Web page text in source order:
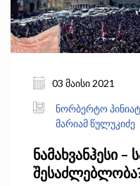
03 მაისი 2021
ნორბერტო
მარიამ წულუკიძე
ნამახვანჰესი